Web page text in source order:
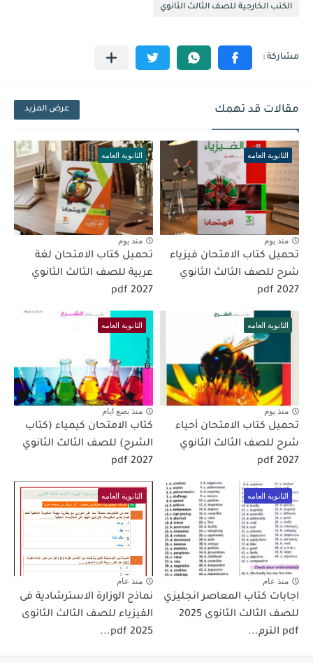
الكتب الخارجية للصف الثالث الثانوي
مقالات قد تهمك عرض المزيد
الثانوية العامه
منذ يوم
تحميل كتاب الامتحان فيزياء
شرح للصف الثالث الثانوي
2027 pdf
الثانوية العامه
منذ يوم
تحميل كتاب الامتحان لغة
عربية للصف الثالث الثانوي
2027 pdf
الثانوية العامه
منذ يوم
تحميل كتاب الامتحان أحياء
شرح للصف الثالث الثانوي
2027 pdf
الثانوية العامه
منذ بضع ايام
كتاب الامتحان كيمياء (كتاب
الشرح) للصف الثالث الثانوي
pdf 2027
الثانوية العامه
منذ عام
اجابات كتاب المعاصر انجليزي
للصف الثالث الثانوى 2025
pdf الترم...
الثانوية العامه
منذ عام
نماذج الوزارة الاسترشادية فى
الفيزياء للصف الثالث الثانوى
2025 pdf...